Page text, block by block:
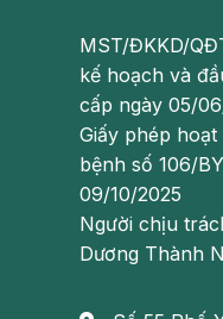
MST/ĐKKD/
kế hoạch và
cấp ngày 05/
Giấy phép
bệnh số 106/
09/10/2025
Người chịu
Dương Thành